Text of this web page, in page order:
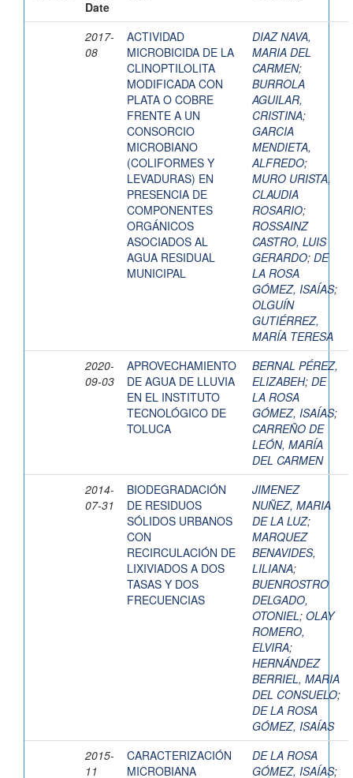
Date
2017-
08
ACTIVIDAD
MICROBICIDA DE LA
CLINOPTILOLITA
MODIFICADA CON
PLATA O COBRE
FRENTE A UN
CONSORCIO
MICROBIANO
(COLIFORMES Y
LEVADURAS) EN
PRESENCIA DE
COMPONENTES
ORGÁNICOS
ASOCIADOS AL
AGUA RESIDUAL
MUNICIPAL
DIAZ NAVA,
MARIA DEL
CARMEN;
BURROLA
AGUILAR,
CRISTINA;
GARCIA
MENDIETA,
ALFREDO;
MURO URISTA,
CLAUDIA
ROSARIO;
ROSSAINZ
CASTRO, LUIS
GERARDO; DE
LA ROSA
GÓMEZ, ISAÍAS;
OLGUÍN
GUTIÉRREZ,
MARÍA TERESA
2020-
09-03
APROVECHAMIENTO
DE AGUA DE LLUVIA
EN EL INSTITUTO
TECNOLÓGICO DE
TOLUCA
BERNAL PÉREZ,
ELIZABEH; DE
LA ROSA
GÓMEZ, ISAÍAS;
CARREÑO DE
LEÓN, MARÍA
DEL CARMEN
2014-
07-31
BIODEGRADACIÓN
DE RESIDUOS
SÓLIDOS URBANOS
CON
RECIRCULACIÓN DE
LIXIVIADOS A DOS
TASAS Y DOS
FRECUENCIAS
JIMENEZ
NUÑEZ, MARIA
DE LA LUZ;
MARQUEZ
BENAVIDES,
LILIANA;
BUENROSTRO
DELGADO,
OTONIEL; OLAY
ROMERO,
ELVIRA;
HERNÁNDEZ
BERRIEL, MARIA
DEL CONSUELO;
DE LA ROSA
GÓMEZ, ISAÍAS
2015-
11
CARACTERIZACIÓN
MICROBIANA
DE LA ROSA
GÓMEZ, ISAÍAS;